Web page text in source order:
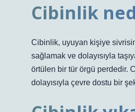
Cibinlik
Cibinlik, uyuyan kişiye
sağlamak ve dolayısıyla
örtülen bir tür örgü perdedir.
dolayısıyla çevre dostu bir